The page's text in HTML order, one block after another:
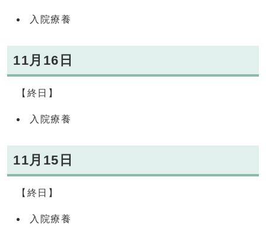
入院療養
11月16日
【終日】
入院療養
11月15日
【終日】
入院療養